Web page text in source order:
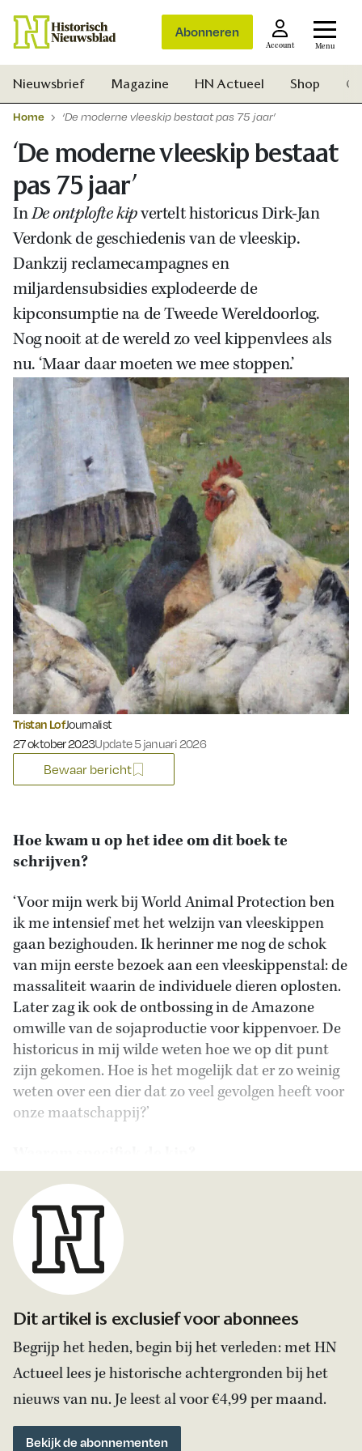
Abonneren
Account Menu
Zoek
Nieuwsbrief Magazine HN Actueel Shop
Home ‘De moderne vleeskip bestaat pas 75 jaar’
‘De moderne vleeskip bestaat
pas 75 jaar’
InDe ontplofte kipvertelt historicus Dirk-Jan
Verdonk de geschiedenis van de vleeskip.
Dankzij reclamecampagnes en
miljardensubsidies explodeerde de
kipconsumptie na de Tweede Wereldoorlog.
Nog nooit at de wereld zo veel kippenvlees als
nu. ‘Maar daar moeten we mee stoppen.’
Tristan LofJournalist
Gepubliceerd op:
27 oktober 2023Update 5 januari 2026
Bewaar bericht
Hoe kwam u op het idee om dit boek te
schrijven?
‘Voor mijn werk bij World Animal Protection ben
ik me intensief met het welzijn van vleeskippen
gaan bezighouden. Ik herinner me nog de schok
van mijn eerste bezoek aan een vleeskippenstal: de
massaliteit waarin de individuele dieren oplosten.
Later zag ik ook de ontbossing in de Amazone
omwille van de sojaproductie voor kippenvoer. De
historicus in mij wilde weten hoe we op dit punt
zijn gekomen. Hoe is het mogelijk dat er zo weinig
weten over een dier dat zo veel gevolgen heeft voor
onze maatschappij?’
Dit artikel is exclusief voor abonnees
Begrijp het heden, begin bij het verleden: met HN
Actueel lees je historische achtergronden bij het
nieuws van nu. Je leest al voor €4,99 per maand.
Bekijk de abonnementen